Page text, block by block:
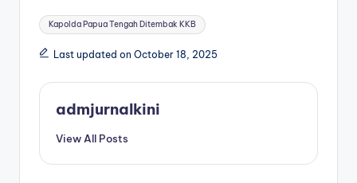
Tags:
Kapolda Papua Tengah Ditembak KKB
Last updated on October 18, 2025
admjurnalkini
View All Posts